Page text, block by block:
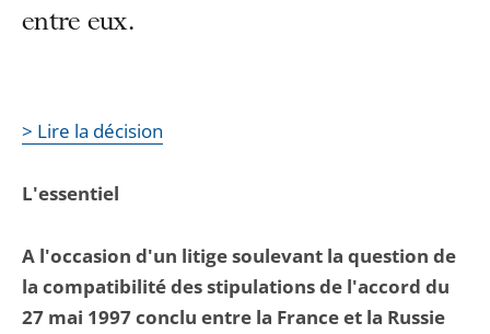
entre eux.
> Lire la décision
L'essentiel
A l'occasion d'un litige soulevant la question de
la compatibilité des stipulations de l'accord du
27 mai 1997 conclu entre la France et la Russie